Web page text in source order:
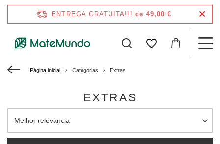
ENTREGA GRATUITA!!! de 49,00 €
Página inicial Categorias Extras
EXTRAS
Alterar a ordenação
Melhor relevância